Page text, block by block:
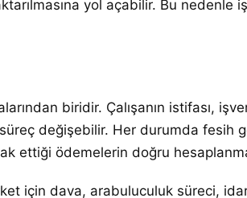
yol açabilir. Bu nedenle
biridir. Çalışanın istifası,
değişebilir. Her durumda
ettiği ödemelerin doğru
için dava, arabuluculuk süreci,